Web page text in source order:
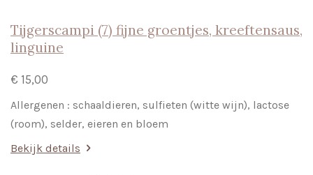
Tijgerscampi (7) fijne groentjes, kreeftensaus,
linguine
€ 15,00
Allergenen : schaaldieren, sulfieten (witte wijn), lactose
(room), selder, eieren en bloem
Bekijk details